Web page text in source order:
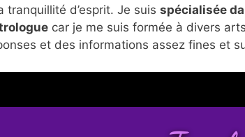
d’esprit. Je suis spécialisée
car je me suis formée à divers
et des informations assez fines et